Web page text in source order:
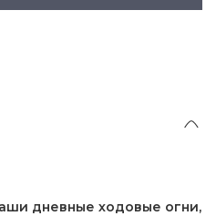
дневные ходовые огни,